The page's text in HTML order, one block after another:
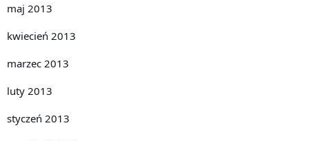
maj 2013
kwiecień 2013
marzec 2013
luty 2013
styczeń 2013